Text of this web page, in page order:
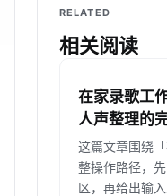
RELATED
相关阅读
在家录歌工
人声整理的
这篇文章围绕
整操作路径，
区，再给出输